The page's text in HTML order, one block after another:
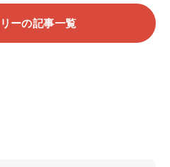
ーの記事一覧